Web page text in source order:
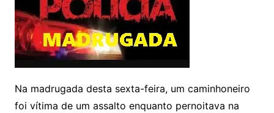
Na madrugada desta sexta-feira, um caminhoneiro
foi vítima de um assalto enquanto pernoitava na